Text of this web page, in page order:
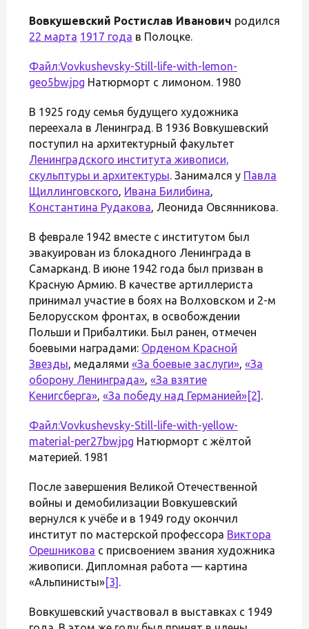
Вовкушевский Ростислав Иванович родился
22 марта 1917 года в Полоцке.
Файл:Vovkushevsky-Still-life-with-lemon-
geo5bw.jpg Натюрморт с лимоном. 1980
В 1925 году семья будущего художника
переехала в Ленинград. В 1936 Вовкушевский
поступил на архитектурный факультет
Ленинградского института живописи,
скульптуры и архитектуры. Занимался у Павла
Щиллинговского, Ивана Билибина,
Константина Рудакова, Леонида Овсянникова.
В феврале 1942 вместе с институтом был
эвакуирован из блокадного Ленинграда в
Самарканд. В июне 1942 года был призван в
Красную Армию. В качестве артиллериста
принимал участие в боях на Волховском и 2-м
Белорусском фронтах, в освобождении
Польши и Прибалтики. Был ранен, отмечен
боевыми наградами: Орденом Красной
Звезды, медалями «За боевые заслуги», «За
оборону Ленинграда», «За взятие
Кенигсберга», «За победу над Германией»[2] .
Файл:Vovkushevsky-Still-life-with-yellow-
material-per27bw.jpg Натюрморт с жёлтой
материей. 1981
После завершения Великой Отечественной
войны и демобилизации Вовкушевский
вернулся к учёбе и в 1949 году окончил
институт по мастерской профессора Виктора
Орешникова с присвоением звания художника
живописи. Дипломная работа — картина
«Альпинисты»[3] .
Вовкушевский участвовал в выставках с 1949